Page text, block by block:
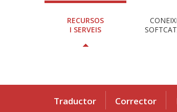
RECURSOS
I SERVEIS
Traductor Corrector